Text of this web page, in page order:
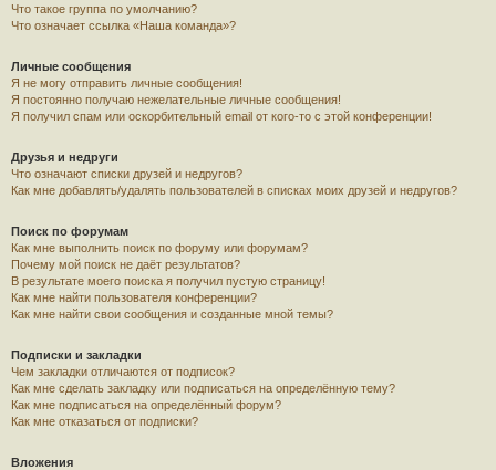
Что такое группа по умолчанию?
Что означает ссылка «Наша команда»?
Личные сообщения
Я не могу отправить личные сообщения!
Я постоянно получаю нежелательные личные сообщения!
Я получил спам или оскорбительный email от кого-то с этой конференции!
Друзья и недруги
Что означают списки друзей и недругов?
Как мне добавлять/удалять пользователей в списках моих друзей и недругов?
Поиск по форумам
Как мне выполнить поиск по форуму или форумам?
Почему мой поиск не даёт результатов?
В результате моего поиска я получил пустую страницу!
Как мне найти пользователя конференции?
Как мне найти свои сообщения и созданные мной темы?
Подписки и закладки
Чем закладки отличаются от подписок?
Как мне сделать закладку или подписаться на определённую тему?
Как мне подписаться на определённый форум?
Как мне отказаться от подписки?
Вложения